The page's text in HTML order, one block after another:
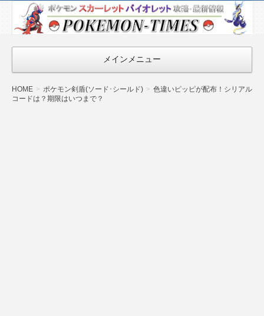
ポケモン最新
情報まとめ
『POKEMON-
TIMES』
メインメニュー
HOME ポケモン剣盾(ソード･シールド)
色違いピッピが配布！シリアル
コードは？期限はいつまで？